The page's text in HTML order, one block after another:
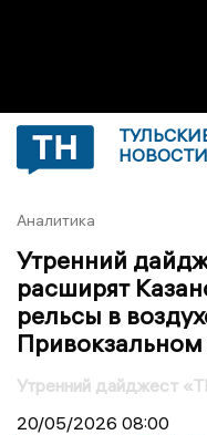
НОВОСТИ
Аналитика
Утренний
расширят
рельсы в
Привокзальном
Утренний дайджест
20/05/2026 08:00